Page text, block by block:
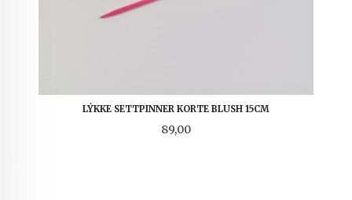
LÝKKE SETTPINNER KORTE BLUSH 15CM
Pris
89,00